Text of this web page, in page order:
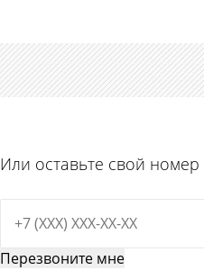
Или оставьте свой